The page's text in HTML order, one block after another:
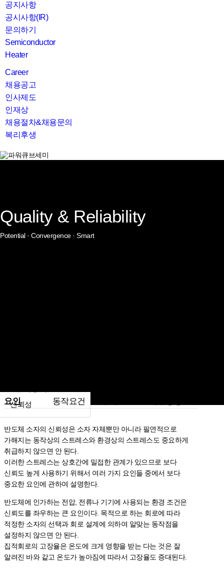
공지사항
공시사항(IR)
문의하기
Semiconductor
Heater
Career
채용공고
인사제도
인재상
채용절차&채용문의
복리후생
search
Quality & Reliability
Potential · Convergence · Smart
신뢰성
요인
동작요건
반도체 소자의 신뢰성은 소자 자체뿐만 아니라 필연적으로
가해지는 동작상의 스트레스와 환경상의 스트레스도 중요하게
취급하지 않으면 안 된다.
이러한 스트레스는 상호간에 밀접한 관계가 있으므로 보다
신뢰도 높게 사용하기 위해서 여러 가지 요인들 중에서 보다
중요한 요인에 관하여 설명한다.
반도체에 인가하는 전압, 전류나 기기에 사용되는 환경 조건은
신뢰도를 좌우하는 큰 요인이다. 목적으로 하는 회로에 따라
적정한 소자의 선택과 회로 설계에 의하여 알맞는 동작점을
설정하지 않으면 안 된다.
집적회로의 고장율은 온도에 크게 영향을 받는 다는 것은 잘
알려진 바와 같고 온도가 높아짐에 따라서 고장율도 증대된다.